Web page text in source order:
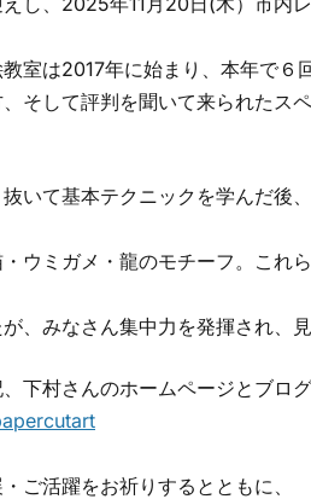
室は2017年に始まり、本年で６
そして評判を聞いて来られたス
いて基本テクニックを学んだ後
ウミガメ・龍のモチーフ。これ
、みなさん集中力を発揮され、
下村さんのホームページとブロ
ご活躍をお祈りするとともに、